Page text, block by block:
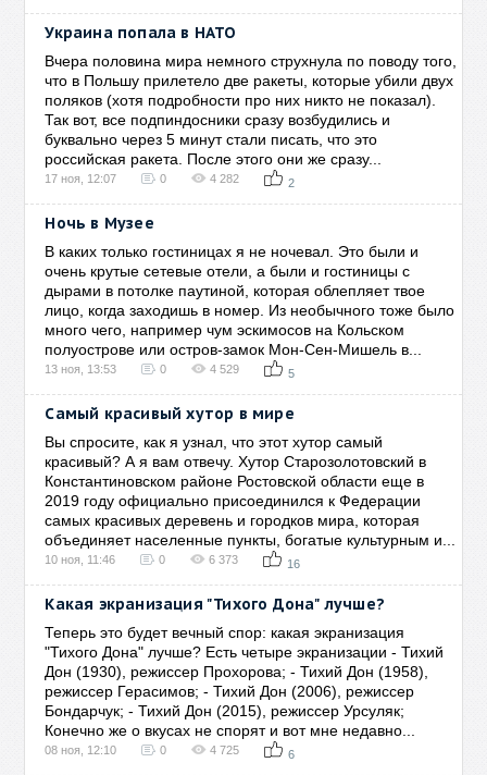
Украина попала в НАТО
Вчера половина мира немного струхнула по поводу того,
что в Польшу прилетело две ракеты, которые убили двух
поляков (хотя подробности про них никто не показал).
Так вот, все подпиндосники сразу возбудились и
буквально через 5 минут стали писать, что это
российская ракета. После этого они же сразу...
17 ноя, 12:07 0 4 282 2
Ночь в Музее
В каких только гостиницах я не ночевал. Это были и
очень крутые сетевые отели, а были и гостиницы с
дырами в потолке паутиной, которая облепляет твое
лицо, когда заходишь в номер. Из необычного тоже было
много чего, например чум эскимосов на Кольском
полуострове или остров-замок Мон-Сен-Мишель в...
13 ноя, 13:53 0 4 529 5
Самый красивый хутор в мире
Вы спросите, как я узнал, что этот хутор самый
красивый? А я вам отвечу. Хутор Старозолотовский в
Константиновском районе Ростовской области еще в
2019 году официально присоединился к Федерации
самых красивых деревень и городков мира, которая
объединяет населенные пункты, богатые культурным и...
10 ноя, 11:46 0 6 373 16
Какая экранизация "Тихого Дона" лучше?
Теперь это будет вечный спор: какая экранизация
"Тихого Дона" лучше? Есть четыре экранизации - Тихий
Дон (1930), режиссер Прохорова; - Тихий Дон (1958),
режиссер Герасимов; - Тихий Дон (2006), режиссер
Бондарчук; - Тихий Дон (2015), режиссер Урсуляк;
Конечно же о вкусах не спорят и вот мне недавно...
08 ноя, 12:10 0 4 725 6